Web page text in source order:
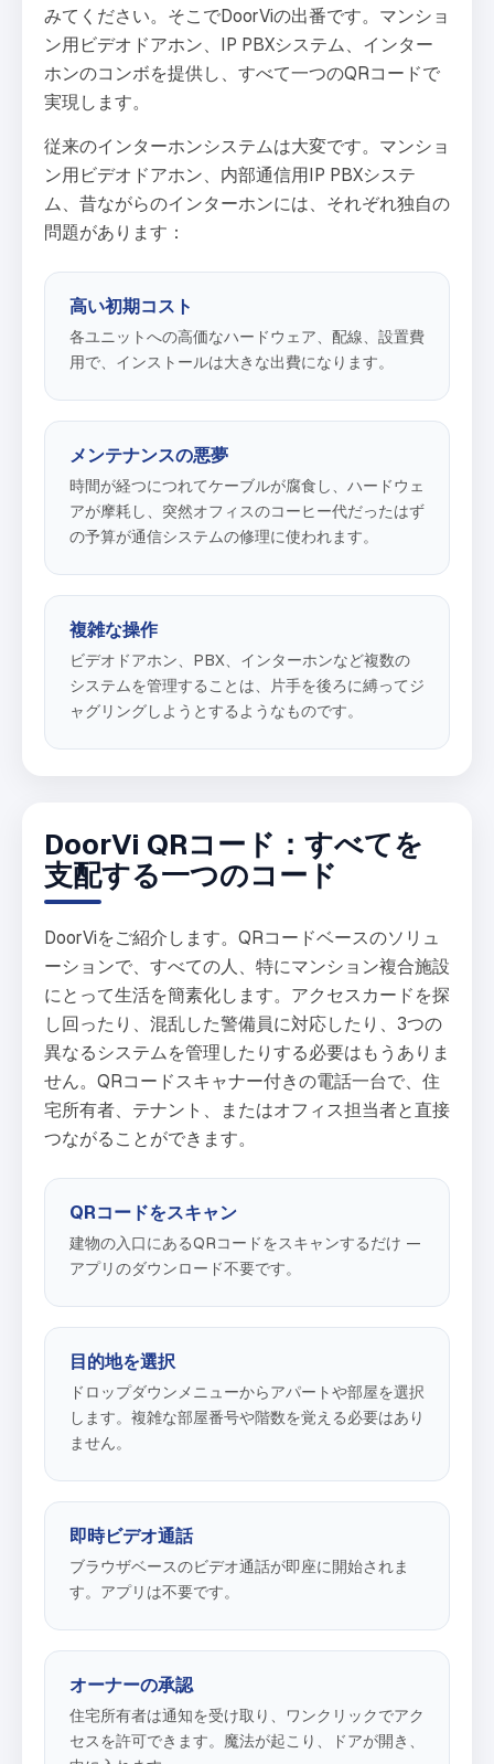
みてください。そこでDoorViの出番です。マンショ
ン用ビデオドアホン、IP PBXシステム、インター
ホンのコンボを提供し、すべて一つのQRコードで
実現します。
従来のインターホンシステムは大変です。マンショ
ン用ビデオドアホン、内部通信用IP PBXシステ
ム、昔ながらのインターホンには、それぞれ独自の
問題があります：
高い初期コスト
各ユニットへの高価なハードウェア、配線、設置費
用で、インストールは大きな出費になります。
メンテナンスの悪夢
時間が経つにつれてケーブルが腐食し、ハードウェ
アが摩耗し、突然オフィスのコーヒー代だったはず
の予算が通信システムの修理に使われます。
複雑な操作
ビデオドアホン、PBX、インターホンなど複数の
システムを管理することは、片手を後ろに縛ってジ
ャグリングしようとするようなものです。
DoorVi QRコード：すべてを
支配する一つのコード
DoorViをご紹介します。QRコードベースのソリュ
ーションで、すべての人、特にマンション複合施設
にとって生活を簡素化します。アクセスカードを探
し回ったり、混乱した警備員に対応したり、3つの
異なるシステムを管理したりする必要はもうありま
せん。QRコードスキャナー付きの電話一台で、住
宅所有者、テナント、またはオフィス担当者と直接
つながることができます。
QRコードをスキャン
建物の入口にあるQRコードをスキャンするだけ —
アプリのダウンロード不要です。
目的地を選択
ドロップダウンメニューからアパートや部屋を選択
します。複雑な部屋番号や階数を覚える必要はあり
ません。
即時ビデオ通話
ブラウザベースのビデオ通話が即座に開始されま
す。アプリは不要です。
オーナーの承認
住宅所有者は通知を受け取り、ワンクリックでアク
セスを許可できます。魔法が起こり、ドアが開き、